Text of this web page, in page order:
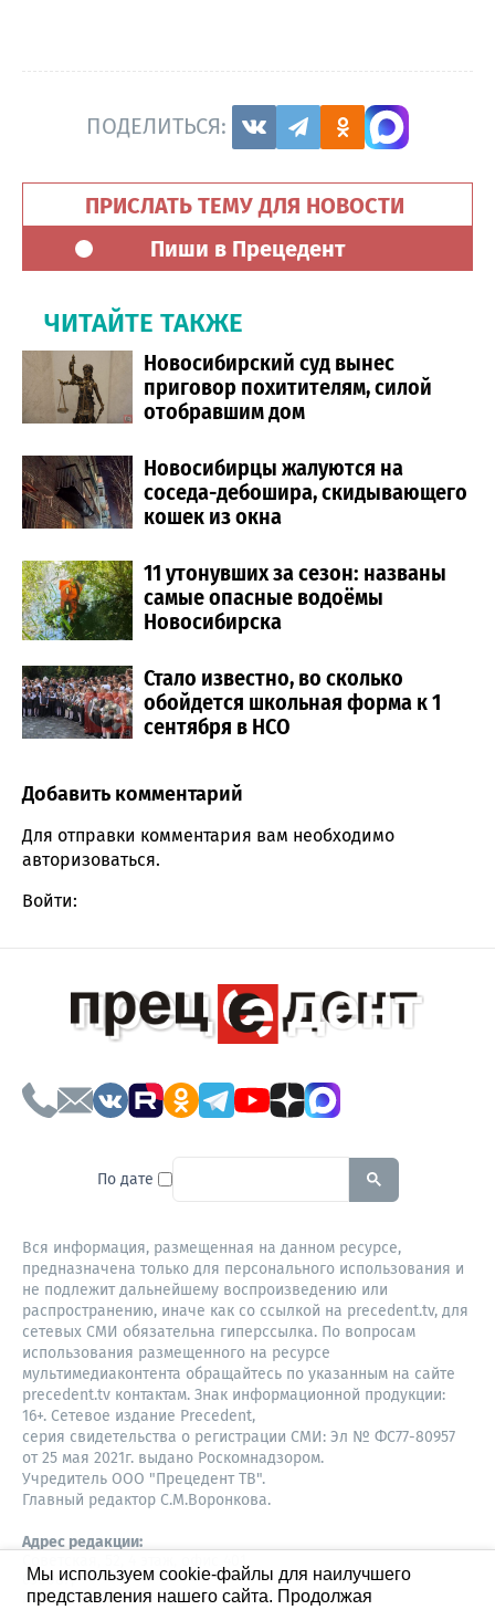
ПОДЕЛИТЬСЯ:
ПРИСЛАТЬ ТЕМУ ДЛЯ НОВОСТИ
Пиши в Прецедент
ЧИТАЙТЕ ТАКЖЕ
Новосибирский суд вынес
приговор похитителям, силой
отобравшим дом
Новосибирцы жалуются на
соседа-дебошира, скидывающего
кошек из окна
11 утонувших за сезон: названы
самые опасные водоёмы
Новосибирска
Стало известно, во сколько
обойдется школьная форма к 1
сентября в НСО
Comment section
Добавить комментарий
Для отправки комментария вам необходимо
авторизоваться.
Войти:
По дате To search this site, enter a
Вся информация, размещенная на данном ресурсе,
предназначена только для персонального использования и
не подлежит дальнейшему воспроизведению или
распространению, иначе как со ссылкой на precedent.tv, для
сетевых СМИ обязательна гиперссылка. По вопросам
использования размещенного на ресурсе
мультимедиаконтента обращайтесь по указанным на сайте
precedent.tv контактам. Знак информационной продукции:
16+. Сетевое издание Precedent,
серия свидетельства о регистрации СМИ: Эл № ФС77-80957
от 25 мая 2021г. выдано Роскомнадзором.
Учредитель ООО "Прецедент ТВ".
Главный редактор С.М.Воронкова.
Адрес редакции:
630087,
Новосибирск
Мы используем cookie-файлы для наилучшего
представления нашего сайта. Продолжая